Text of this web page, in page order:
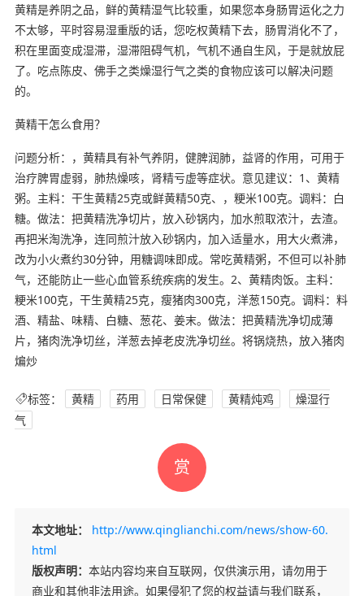
黄精是养阴之品，鲜的黄精湿气比较重，如果您本身肠胃运化之力
不太够，平时容易湿重版的话，您吃权黄精下去，肠胃消化不了，
积在里面变成湿滞，湿滞阻碍气机，气机不通自生风，于是就放屁
了。吃点陈皮、佛手之类燥湿行气之类的食物应该可以解决问题
的。
黄精干怎么食用？
问题分析：，黄精具有补气养阴，健脾润肺，益肾的作用，可用于
治疗脾胃虚弱，肺热燥咳，肾精亏虚等症状。意见建议：1、黄精
粥。主料：干生黄精25克或鲜黄精50克、，粳米100克。调料：白
糖。做法：把黄精洗净切片，放入砂锅内，加水煎取浓汁，去渣。
再把米淘洗净，连同煎汁放入砂锅内，加入适量水，用大火煮沸，
改为小火煮约30分钟，用糖调味即成。常吃黄精粥，不但可以补肺
气，还能防止一些心血管系统疾病的发生。2、黄精肉饭。主料：
粳米100克，干生黄精25克，瘦猪肉300克，洋葱150克。调料：料
酒、精盐、味精、白糖、葱花、姜末。做法：把黄精洗净切成薄
片，猪肉洗净切丝，洋葱去掉老皮洗净切丝。将锅烧热，放入猪肉
煸炒
标签： 黄精 药用 日常保健 黄精炖鸡
燥湿行
气
赏
本文地址：
http://www.qinglianchi.com/news/show-60.
html
版权声明： 本站内容均来自互联网，仅供演示用，请勿用于
商业和其他非法用途。如果侵犯了您的权益请与我们联系，